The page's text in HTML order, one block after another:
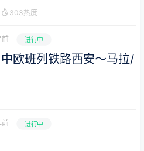
303热度
前 进行中
欧班列铁路西安～马拉/
前 进行中